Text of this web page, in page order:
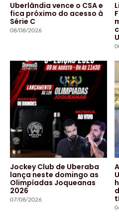
Uberlândia vence o CSA e
fica próximo do acesso à
Série C
08/08/2026
Jockey Club de Uberaba
lança neste domingo as
Olimpíadas Joqueanas
2026
07/08/2026